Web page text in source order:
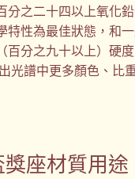
分之二十四以上氧化
特性為最佳狀態，和
百分之九十以上）硬
光譜中更多顏色、比
座材質用途